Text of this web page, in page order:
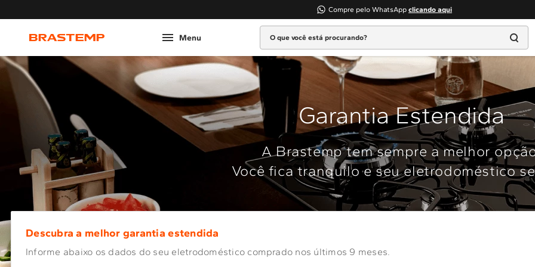
Compre pelo WhatsApp clicando aqui
O que você está procurando?
Garantia Estendida
A Brastemp tem sempre a melhor
Você fica tranquilo e seu eletrodoméstico
Descubra a melhor garantia estendida
Informe abaixo os dados do seu eletrodoméstico comprado nos últimos 9 meses.
TERMOS MAIS BUSCADOS
geladeira
máquina lavar
fogao
lava louça
5 cooktop
6º microondas brastemp
forno
lava seca